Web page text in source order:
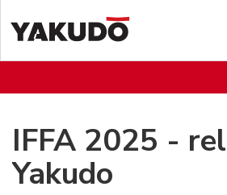
IFFA 2025 -
Yakudo